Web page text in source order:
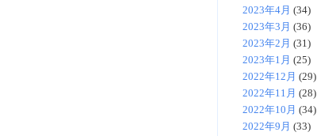
2023年4月 (34)
2023年3月 (36)
2023年2月 (31)
2023年1月 (25)
2022年12月 (29)
2022年11月 (28)
2022年10月 (34)
2022年9月 (33)